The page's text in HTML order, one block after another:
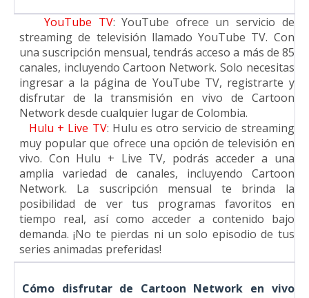
YouTube TV: YouTube ofrece un servicio de
streaming de televisión llamado YouTube TV. Con
una suscripción mensual, tendrás acceso a más de 85
canales, incluyendo Cartoon Network. Solo necesitas
ingresar a la página de YouTube TV, registrarte y
disfrutar de la transmisión en vivo de Cartoon
Network desde cualquier lugar de Colombia.
Hulu + Live TV: Hulu es otro servicio de streaming
muy popular que ofrece una opción de televisión en
vivo. Con Hulu + Live TV, podrás acceder a una
amplia variedad de canales, incluyendo Cartoon
Network. La suscripción mensual te brinda la
posibilidad de ver tus programas favoritos en
tiempo real, así como acceder a contenido bajo
demanda. ¡No te pierdas ni un solo episodio de tus
series animadas preferidas!
Cómo disfrutar de Cartoon Network en vivo